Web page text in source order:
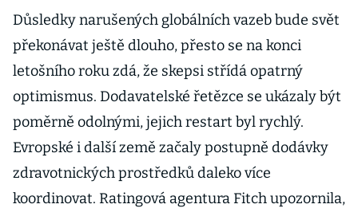
Důsledky narušených globálních vazeb bude svět
překonávat ještě dlouho, přesto se na konci
letošního roku zdá, že skepsi střídá opatrný
optimismus. Dodavatelské řetězce se ukázaly být
poměrně odolnými, jejich restart byl rychlý.
Evropské i další země začaly postupně dodávky
zdravotnických prostředků daleko více
koordinovat. Ratingová agentura Fitch upozornila,